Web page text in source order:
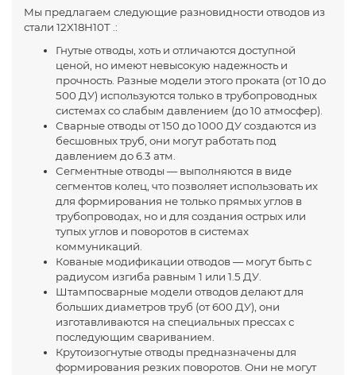
Мы предлагаем следующие разновидности отводов из
стали 12X18H10T . :
Гнутые отводы, хоть и отличаются доступной
ценой, но имеют невысокую надежность и
прочность. Разные модели этого проката (от 10 до
500 ДУ) используются только в трубопроводных
системах со слабым давлением (до 10 атмосфер).
Сварные отводы от 150 до 1000 ДУ создаются из
бесшовных труб, они могут работать под
давлением до 6.3 атм.
Сегментные отводы — выполняются в виде
сегментов колец, что позволяет использовать их
для формирования не только прямых углов в
трубопроводах, но и для создания острых или
тупых углов и поворотов в системах
коммуникаций.
Кованые модификации отводов — могут быть с
радиусом изгиба равным 1 или 1.5 ДУ.
Штампосварные модели отводов делают для
больших диаметров труб (от 600 ДУ), они
изготавливаются на специальных прессах с
последующим свариванием.
Крутоизогнутые отводы предназначены для
формирования резких поворотов. Они не могут